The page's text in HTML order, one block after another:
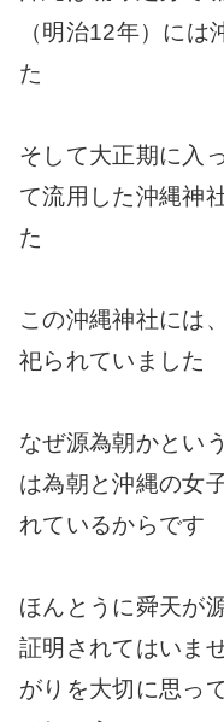
（明治12年）には
た
そして大正期に入
て流用した沖縄神
た
この沖縄神社には
祀られていました
なぜ源為朝かとい
は為朝と沖縄の女
れているからです
ほんとうに舜天が
証明されてはいま
がりを大切に思っ